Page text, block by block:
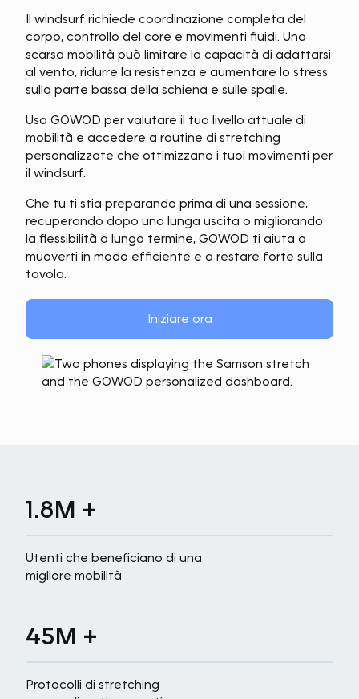
Il windsurf richiede coordinazione completa del
corpo, controllo del core e movimenti fluidi. Una
scarsa mobilità può limitare la capacità di adattarsi
al vento, ridurre la resistenza e aumentare lo stress
sulla parte bassa della schiena e sulle spalle.
Usa GOWOD per valutare il tuo livello attuale di
mobilità e accedere a routine di stretching
personalizzate che ottimizzano i tuoi movimenti per
il windsurf.
Che tu ti stia preparando prima di una sessione,
recuperando dopo una lunga uscita o migliorando
la flessibilità a lungo termine, GOWOD ti aiuta a
muoverti in modo efficiente e a restare forte sulla
tavola.
Iniziare ora
1.8M +
Utenti che beneficiano di una
migliore mobilità
45M +
Protocolli di stretching